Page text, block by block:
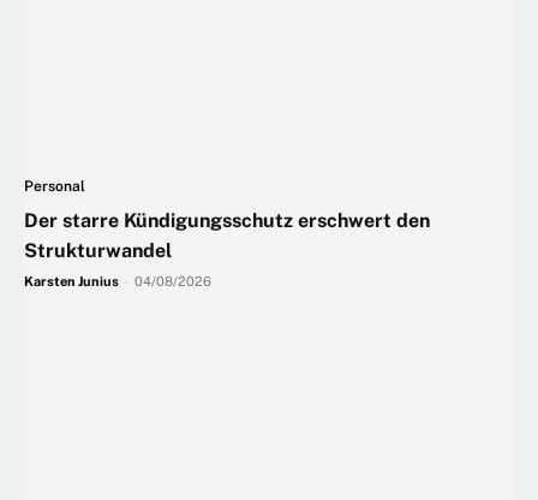
Personal
Der starre Kündigungsschutz erschwert den
Strukturwandel
Karsten Junius 04/08/2026